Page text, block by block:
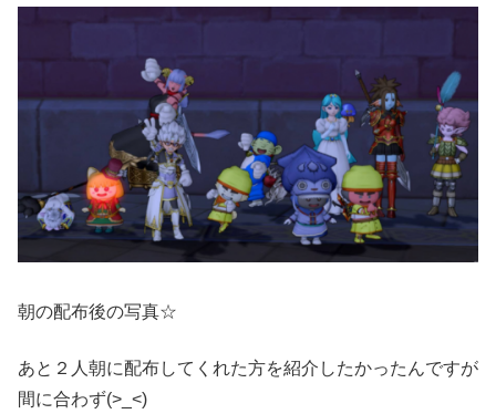
朝の配布後の写真☆
あと２人朝に配布してくれた方を紹介したかったんですが
間に合わず(>_<)